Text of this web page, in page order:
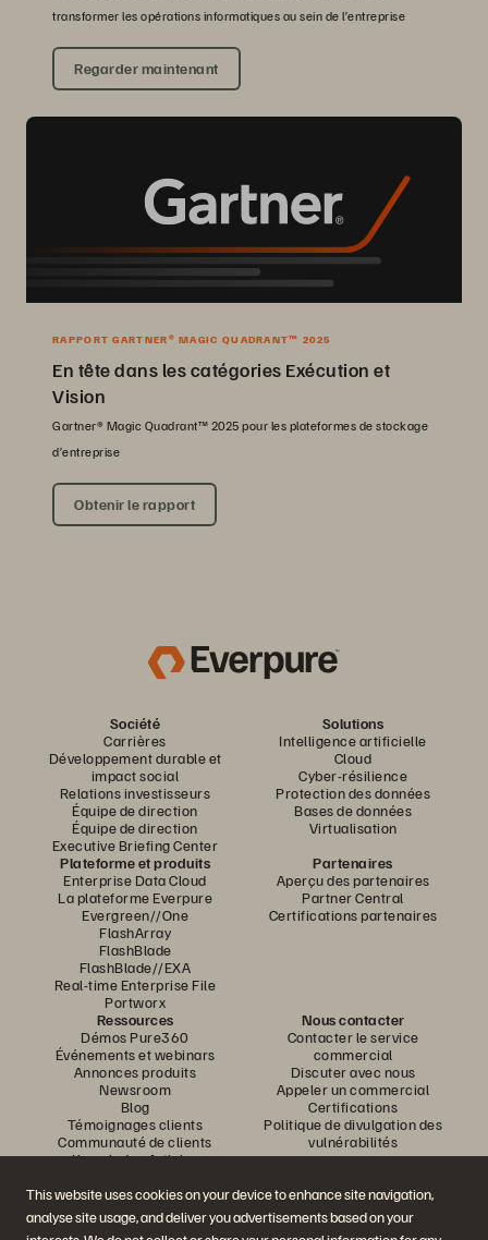
This website uses cookies on your device to enhance site navigation,
analyse site usage, and deliver you advertisements based on your
transformer les opérations informatiques au sein de l’entreprise
Regarder maintenant
RAPPORT GARTNER® MAGIC QUADRANT™ 2025
En tête dans les catégories Exécution et
Vision
Gartner® Magic Quadrant™ 2025 pour les plateformes de stockage
d’entreprise
Obtenir le rapport
Société
Carrières
Développement durable et
impact social
Relations investisseurs
Équipe de direction
Équipe de direction
Executive Briefing Center
Solutions
Intelligence artificielle
Cloud
Cyber-résilience
Protection des données
Bases de données
Virtualisation
Plateforme et produits
Enterprise Data Cloud
La plateforme Everpure
Evergreen//One
FlashArray
FlashBlade
FlashBlade//EXA
Real-time Enterprise File
Portworx
Partenaires
Aperçu des partenaires
Partner Central
Certifications partenaires
Ressources
Démos Pure360
Événements et webinars
Annonces produits
Newsroom
Blog
Témoignages clients
Communauté de clients
Knowledge Articles
Nous contacter
Contacter le service
commercial
Discuter avec nous
Appeler un commercial
Certifications
Politique de divulgation des
vulnérabilités
Rejoignez la conversation